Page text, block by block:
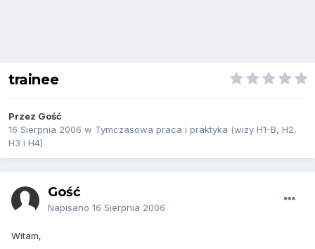
trainee
Przez Gość
16 Sierpnia 2006 w Tymczasowa praca i praktyka (wizy H1-B, H2,
H3 i H4)
Gość
Napisano 16 Sierpnia 2006
Witam,